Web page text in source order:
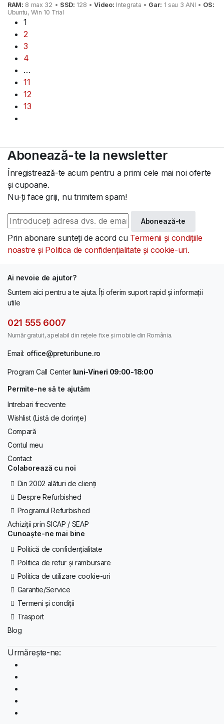
RAM: 8 max 32 • SSD: 128 •Video: Integrata • Gar: 1 sau 3 ANI • OS:
Ubuntu, Win 10 Trial
1
2
3
4
…
11
12
13
Abonează-te la newsletter
Înregistrează-te acum pentru a primi cele mai noi oferte
și cupoane.
Nu-ți face griji, nu trimitem spam!
Abonează-te
Prin abonare sunteți de acord cu Termenii și condițiile
noastre și Politica de confidențialitate și cookie-uri.
Ai nevoie de ajutor?
Suntem aici pentru a te ajuta. Îți oferim suport rapid și informații
utile
021 555 6007
Număr gratuit, apelabil din rețele fixe și mobile din România.
Email: office@preturibune.ro
Program Call Center luni-Vineri 09:00-18:00
Permite-ne să te ajutăm
Intrebari frecvente
Wishlist (Listă de dorințe)
Compară
Contul meu
Contact
Colaborează cu noi
Din 2002 alături de clienți
Despre Refurbished
Programul Refurbished
Achiziții prin SICAP / SEAP
Cunoaște-ne mai bine
Politică de confidențialitate
Politica de retur și rambursare
Politica de utilizare cookie-uri
Garantie/Service
Termeni și condiții
Trasport
Blog
Urmărește-ne: